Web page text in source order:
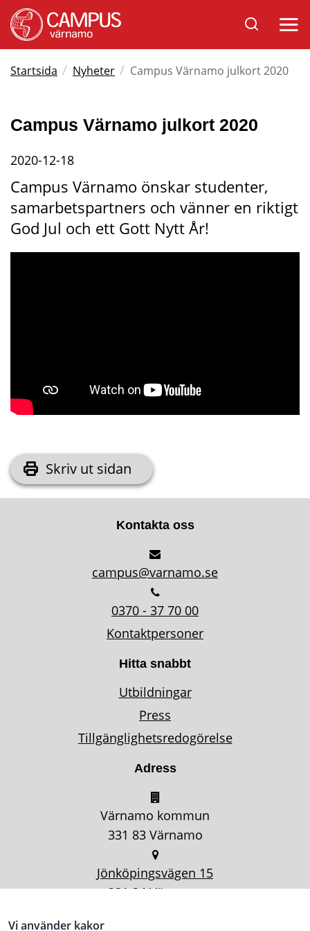
Vi använder kakor
Sök
på
Varnamo.se
Öppna
Startsida / Nyheter / Campus Värnamo julkort 2020
Campus Värnamo julkort 2020
2020-12-18
Campus Värnamo önskar studenter,
samarbetspartners och vänner en riktigt
God Jul och ett Gott Nytt År!
Skriv ut sidan
Kontakta oss
campus@varnamo.se
0370 - 37 70 00
Kontaktpersoner
Hitta snabbt
Utbildningar
Press
Tillgänglighetsredogörelse
Adress
Värnamo kommun
331 83 Värnamo
Jönköpingsvägen 15
331 34 Värnamo